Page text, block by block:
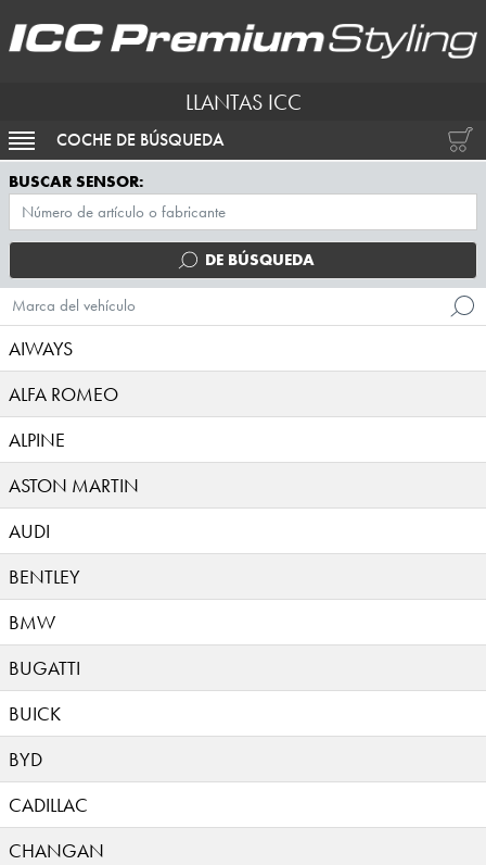
LLANTAS ICC
ACTIVAR NAVEGACIÓN
COCHE DE BÚSQUEDA
BUSCAR SENSOR:
DE BÚSQUEDA
Marca del vehículo
AIWAYS
ALFA ROMEO
ALPINE
ASTON MARTIN
AUDI
BENTLEY
BMW
BUGATTI
BUICK
BYD
CADILLAC
CHANGAN